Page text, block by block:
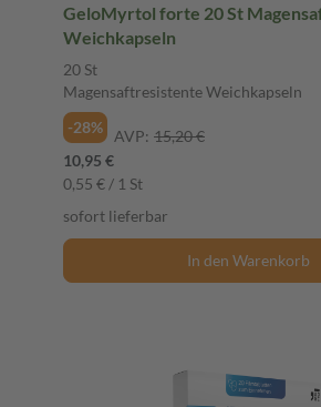
GeloMyrtol forte 20 St Magensaftresistente
Weichkapseln
20 St
Magensaftresistente Weichkapseln
-28%
AVP: 15,20 €
10,95 €
0,55 € / 1 St
sofort lieferbar
In den Warenkorb